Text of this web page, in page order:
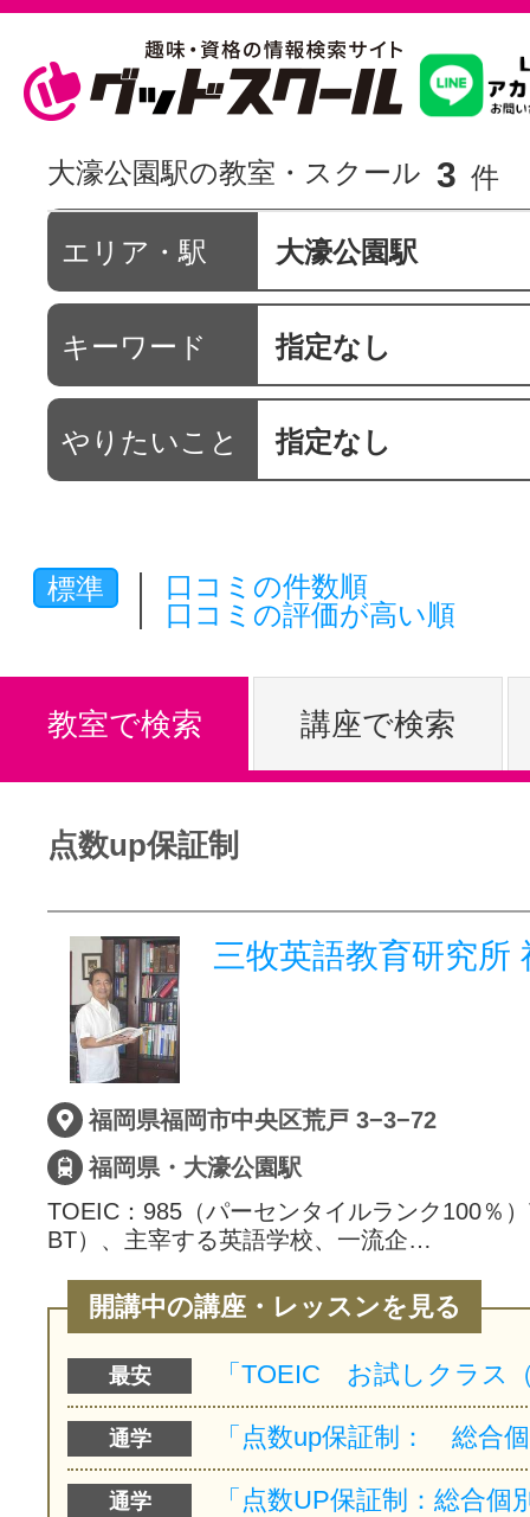
習いたいこ
スクールを
駅・路線か
通信講座を
体験レッス
やりたいこ
特集をみる
グッドスク
サイトマッ
大濠公園駅の教室・スクール 3 件
エリア・駅 大濠公園駅
キーワード 指定なし
やりたいこと 指定なし
標準
口コミの件数順
口コミの評価が高い順
教室で検索 講座で検索
点数up保証制
三牧英語教育研究所
福岡県福岡市中央区荒戸 3−3−72
福岡県・大濠公園駅
TOEIC：985（パーセンタイルランク100％
BT）、主宰する英語学校、一流企…
開講中の講座・レッスンを見る
最安
通学
通学